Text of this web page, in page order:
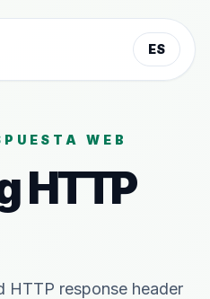
ES
WEB
HTTP
HTTP response header